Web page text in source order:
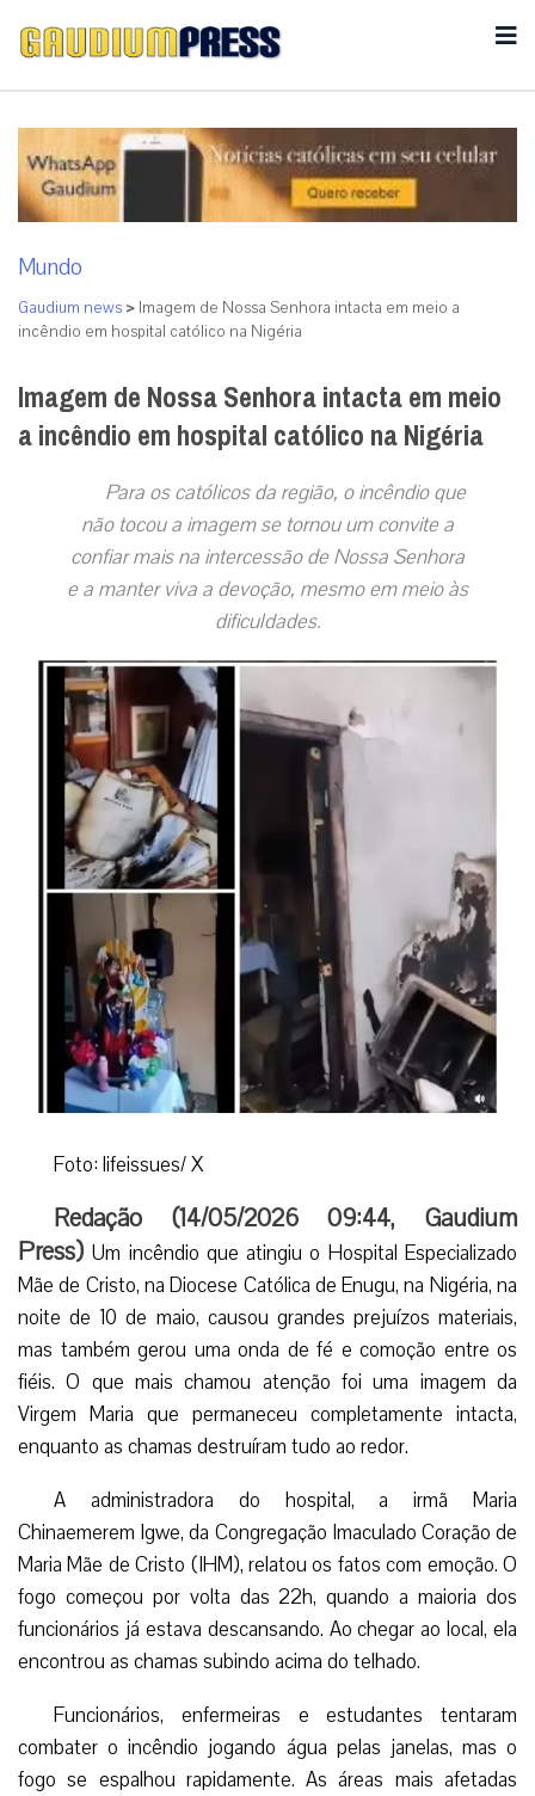
Mundo
Gaudium news > Imagem de Nossa Senhora intacta em meio a
incêndio em hospital católico na Nigéria
Imagem de Nossa Senhora intacta em meio
a incêndio em hospital católico na Nigéria
Para os católicos da região, o incêndio que
não tocou a imagem se tornou um convite a
confiar mais na intercessão de Nossa Senhora
e a manter viva a devoção, mesmo em meio às
dificuldades.
Foto: lifeissues/ X
Redação (14/05/2026 09:44,Gaudium
Press)Um incêndio que atingiu o Hospital Especializado
Mãe de Cristo, na Diocese Católica de Enugu, na Nigéria, na
noite de 10 de maio, causou grandes prejuízos materiais,
mas também gerou uma onda de fé e comoção entre os
fiéis. O que mais chamou atenção foi uma imagem da
Virgem Maria que permaneceu completamente intacta,
enquanto as chamas destruíram tudo ao redor.
A administradora do hospital, a irmã Maria
Chinaemerem Igwe, da Congregação Imaculado Coração de
Maria Mãe de Cristo (IHM), relatou os fatos com emoção. O
fogo começou por volta das 22h, quando a maioria dos
funcionários já estava descansando. Ao chegar ao local, ela
encontrou as chamas subindo acima do telhado.
Funcionários, enfermeiras e estudantes tentaram
combater o incêndio jogando água pelas janelas, mas o
fogo se espalhou rapidamente. As áreas mais afetadas